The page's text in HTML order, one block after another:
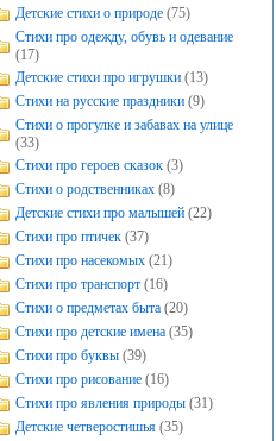
Детские стихи о природе (75)
Стихи про одежду, обувь и одевание
(17)
Детские стихи про игрушки (13)
Стихи на русские праздники (9)
Стихи о прогулке и забавах на улице
(33)
Стихи про героев сказок (3)
Стихи о родственниках (8)
Детские стихи про малышей (22)
Стихи про птичек (37)
Стихи про насекомых (21)
Стихи про транспорт (16)
Стихи о предметах быта (20)
Стихи про детские имена (35)
Стихи про буквы (39)
Стихи про рисование (16)
Стихи про явления природы (31)
Детские четверостишья (35)